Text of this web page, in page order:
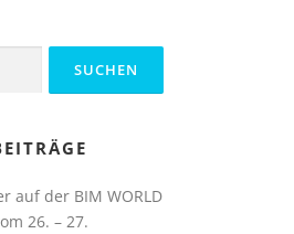
auf der BIM WORLD
26. – 27.